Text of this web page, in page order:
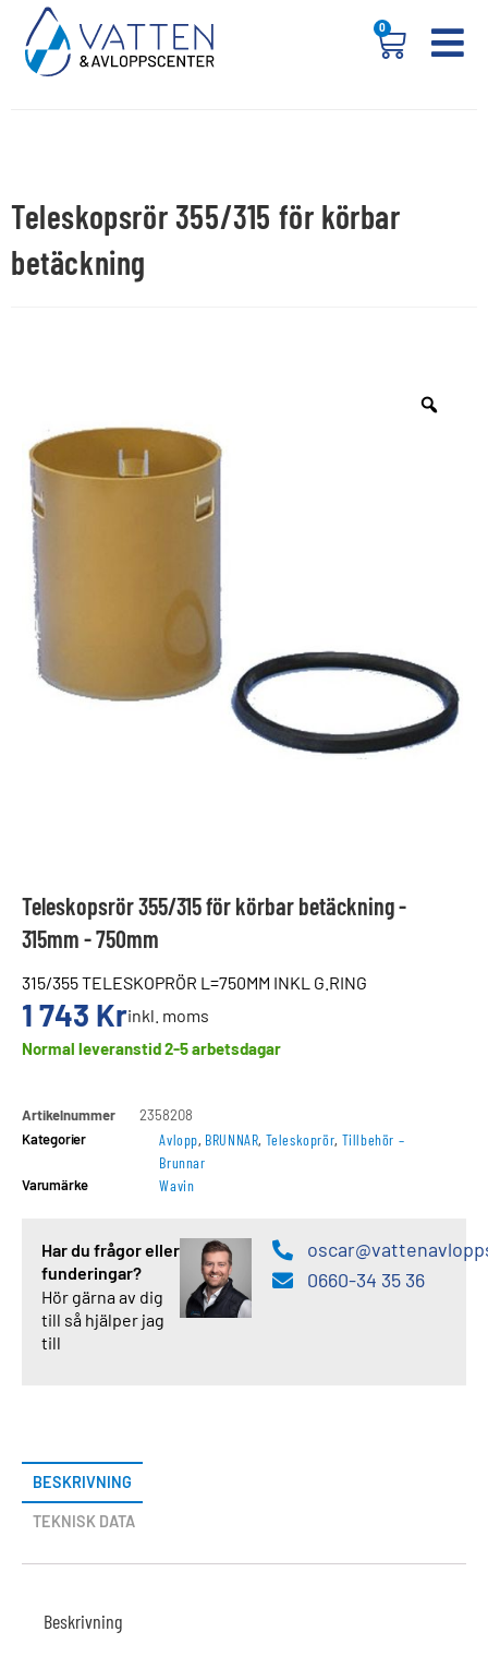
0
Teleskopsrör 355/315 för körbar
betäckning
Teleskopsrör 355/315 för körbar betäckning -
315mm - 750mm
315/355 TELESKOPRÖR L=750MM INKL G.RING
1 743 Krinkl. moms
Normal leveranstid 2-5 arbetsdagar
Artikelnummer
2358208
Kategorier
Avlopp, BRUNNAR, Teleskoprör, Tillbehör –
Brunnar
Varumärke Wavin
Har du frågor eller
funderingar?
Hör gärna av dig
till så hjälper jag
till
0660-34 35 36
BESKRIVNING
TEKNISK DATA
Beskrivning